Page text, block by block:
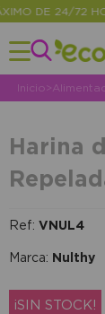
DE 24/72
Inicio>
Harina
Ref: VNUL4
Marca: Nulthy
¡SIN STOCK!